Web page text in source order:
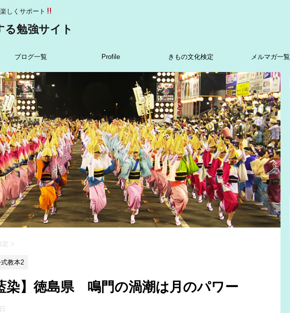
しくサポート
る勉強サイト
ブログ一覧 Profile きもの文化検定 メルマガ一覧
定 >
教本2
染】徳島県 鳴門の渦潮は月のパワー